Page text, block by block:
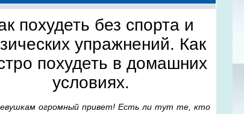
похудеть без спорта и
упражнений. Как
похудеть в домашних
условиях.
огромный привет! Есть ли тут те, кто